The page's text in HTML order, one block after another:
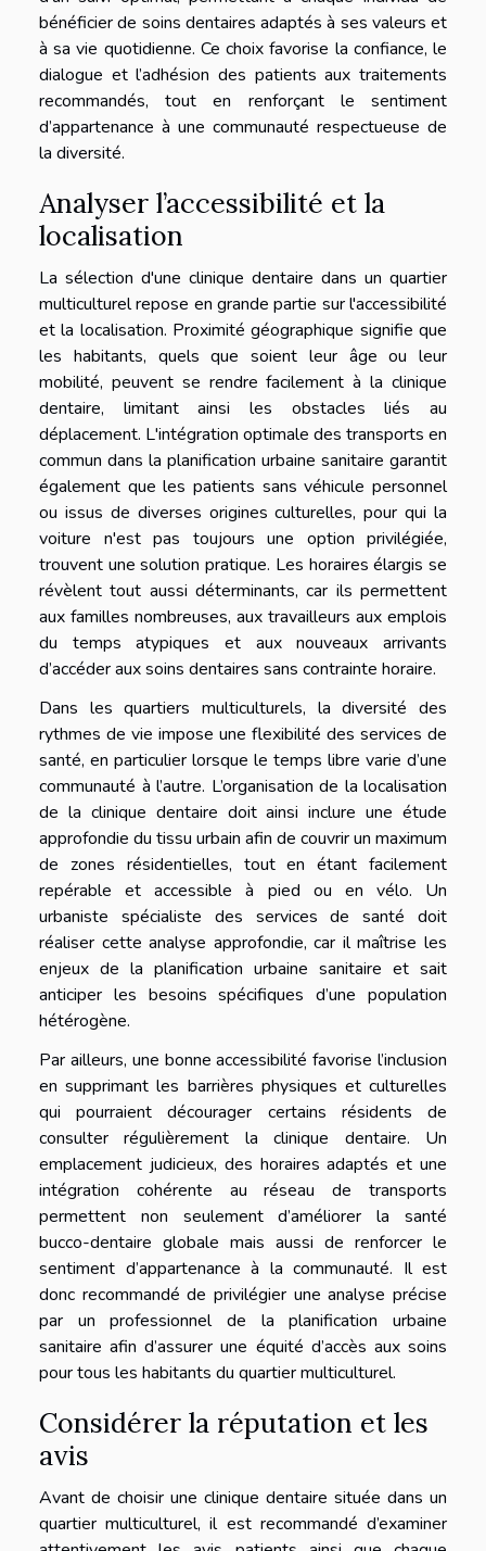
bénéficier de soins dentaires adaptés à ses valeurs et
à sa vie quotidienne. Ce choix favorise la confiance, le
dialogue et l’adhésion des patients aux traitements
recommandés, tout en renforçant le sentiment
d’appartenance à une communauté respectueuse de
la diversité.
Analyser l’accessibilité et la
localisation
La sélection d'une clinique dentaire dans un quartier
multiculturel repose en grande partie sur l'accessibilité
et la localisation. Proximité géographique signifie que
les habitants, quels que soient leur âge ou leur
mobilité, peuvent se rendre facilement à la clinique
dentaire, limitant ainsi les obstacles liés au
déplacement. L'intégration optimale des transports en
commun dans la planification urbaine sanitaire garantit
également que les patients sans véhicule personnel
ou issus de diverses origines culturelles, pour qui la
voiture n'est pas toujours une option privilégiée,
trouvent une solution pratique. Les horaires élargis se
révèlent tout aussi déterminants, car ils permettent
aux familles nombreuses, aux travailleurs aux emplois
du temps atypiques et aux nouveaux arrivants
d’accéder aux soins dentaires sans contrainte horaire.
Dans les quartiers multiculturels, la diversité des
rythmes de vie impose une flexibilité des services de
santé, en particulier lorsque le temps libre varie d’une
communauté à l’autre. L’organisation de la localisation
de la clinique dentaire doit ainsi inclure une étude
approfondie du tissu urbain afin de couvrir un maximum
de zones résidentielles, tout en étant facilement
repérable et accessible à pied ou en vélo. Un
urbaniste spécialiste des services de santé doit
réaliser cette analyse approfondie, car il maîtrise les
enjeux de la planification urbaine sanitaire et sait
anticiper les besoins spécifiques d’une population
hétérogène.
Par ailleurs, une bonne accessibilité favorise l’inclusion
en supprimant les barrières physiques et culturelles
qui pourraient décourager certains résidents de
consulter régulièrement la clinique dentaire. Un
emplacement judicieux, des horaires adaptés et une
intégration cohérente au réseau de transports
permettent non seulement d’améliorer la santé
bucco-dentaire globale mais aussi de renforcer le
sentiment d’appartenance à la communauté. Il est
donc recommandé de privilégier une analyse précise
par un professionnel de la planification urbaine
sanitaire afin d’assurer une équité d’accès aux soins
pour tous les habitants du quartier multiculturel.
Considérer la réputation et les
avis
Avant de choisir une clinique dentaire située dans un
quartier multiculturel, il est recommandé d’examiner